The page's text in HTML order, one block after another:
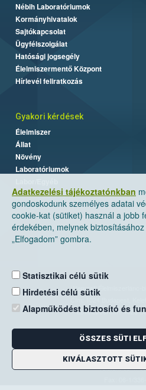
Adatkezelési tájékoztatónkban
gondoskodunk személyes adatai
cookie-kat (sütiket) használ a jobb
érdekében, melynek
„Elfogadom” gombra.
Statisztikai célú sütik
Hirdetési célú sütik
Alapműködést biztosító és
ÖSSZES SÜTI
KIVÁLASZTOTT
Nébih Laboratóriumok
Kormányhivatalok
Sajtókapcsolat
Ügyfélszolgálat
Hatósági jogsegély
Élelmiszermentő Központ
Hírlevél feliratkozás
Gyakori kérdések
Élelmiszer
Állat
Növény
Laboratóriumok
Nemzeti Élelmiszerlánc-
Levelezési cím: 1525
E-mail:
Zöld szám: 06-
Telefon: 06-1/